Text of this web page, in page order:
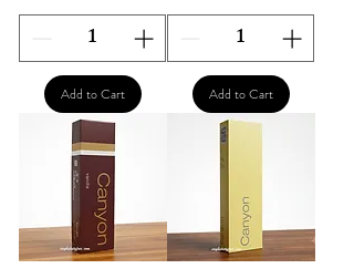
Add to Cart Add to Cart